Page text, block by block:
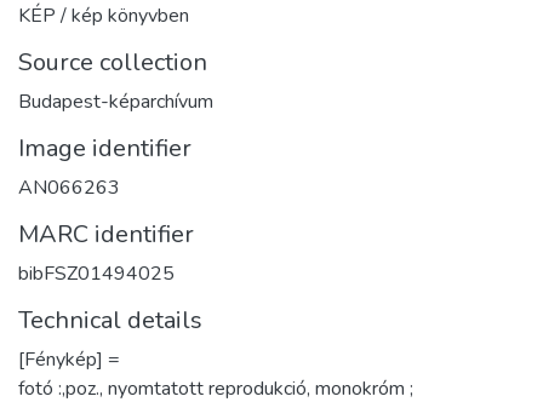
KÉP / kép könyvben
Source collection
Budapest-képarchívum
Image identifier
AN066263
MARC identifier
bibFSZ01494025
Technical details
[Fénykép] =
fotó :,poz., nyomtatott reprodukció, monokróm ;